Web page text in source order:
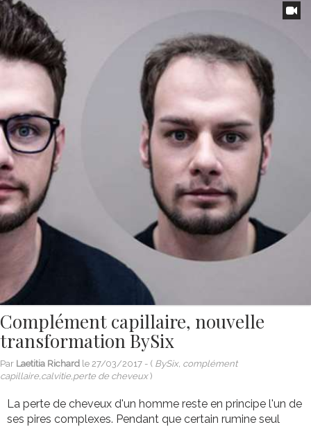
Complément capillaire, nouvelle
transformation BySix
Par Laetitia Richard le 27/03/2017 - ( BySix, complément
capillaire,calvitie,perte de cheveux)
La perte de cheveux d'un homme reste en principe l'un de
ses pires complexes. Pendant que certain rumine seul